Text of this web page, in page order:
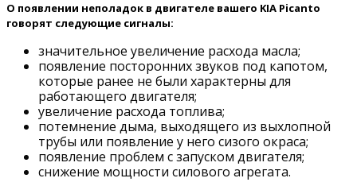
О появлении неполадок в двигателе вашего KIA Picanto
говорят следующие сигналы:
значительное увеличение расхода масла;
появление посторонних звуков под капотом,
которые ранее не были характерны для
работающего двигателя;
увеличение расхода топлива;
потемнение дыма, выходящего из выхлопной
трубы или появление у него сизого окраса;
появление проблем с запуском двигателя;
снижение мощности силового агрегата.